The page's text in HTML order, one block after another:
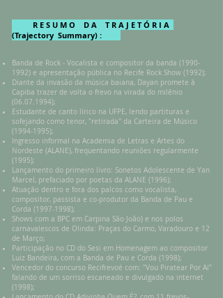
R E S U M O D A T R A J E T Ó R I A
(Trajectory Summary) :
Banda de Rock - Vocalista e compositor da banda (1990-
1992) e apresentação pública no Recife Rock Show (1992);
Diante da invasão da música baiana, Dayan promete à
Capiba trazer de volta o frevo na virada do milênio
(06.07.1994);
Estudante de canto lírico na UFPE, lendo partituras e
sofejando como tenor, "retirada" da Carteira de Músico
(1994-1995);
Ingresso informal na Academia de Letras e Artes do
Nordeste (ALANE), frequentando reuniões regularmente
(1995);
Lançamento do primeiro livro: Sonetos Adolescente de Yan
Marcel, prefaciado por poetas da ALANE (1996);
Atuação dentro e fora dos palcos como vocalista,
compositor, passista e co-produtor da Banda de Pau e
Corda (1997-1998);
Shows com a BPC em Carpina São João) e nos polos
carnavalescos de Olinda: Praças do Carmo, Varadouro e 12
de Março;
Participação no CD do Sesi em Homenagem ao compositor
Luiz Bandeira, com a Banda de Pau e Corda (1998);
Vencedor do concurso Recifrevoé com: "Vou Piratear Por Aí"
falando de um sorriso escaneado e divulgado na internet
(1998);